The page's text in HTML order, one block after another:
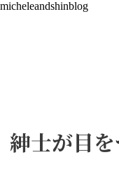
micheleandshinblog
紳士が目